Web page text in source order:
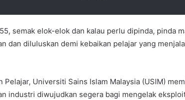
semak elok-elok dan kalau perlu dipinda, pinda
dan diluluskan demi kebaikan pelajar yang
Pelajar, Universiti Sains Islam Malaysia (USIM)
industri diwujudkan segera bagi mengelak